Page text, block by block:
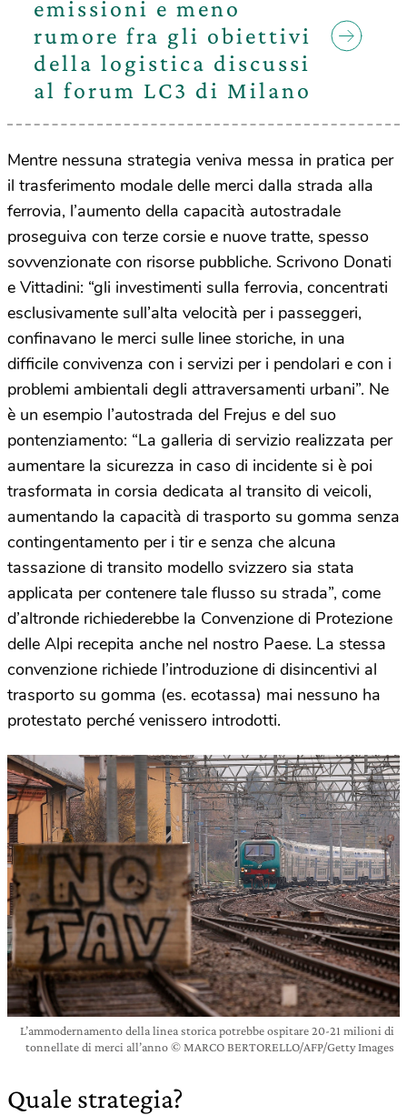
emissioni e meno
rumore fra gli obiettivi
della logistica discussi
al forum LC3 di Milano
Mentre nessuna strategia veniva messa in pratica per
il trasferimento modale delle merci dalla strada alla
ferrovia, l’aumento della capacità autostradale
proseguiva con terze corsie e nuove tratte, spesso
sovvenzionate con risorse pubbliche. Scrivono Donati
e Vittadini: “gli investimenti sulla ferrovia, concentrati
esclusivamente sull’alta velocità per i passeggeri,
confinavano le merci sulle linee storiche, in una
difficile convivenza con i servizi per i pendolari e con i
problemi ambientali degli attraversamenti urbani”. Ne
è un esempio l’autostrada del Frejus e del suo
pontenziamento: “La galleria di servizio realizzata per
aumentare la sicurezza in caso di incidente si è poi
trasformata in corsia dedicata al transito di veicoli,
aumentando la capacità di trasporto su gomma senza
contingentamento per i tir e senza che alcuna
tassazione di transito modello svizzero sia stata
applicata per contenere tale flusso su strada”, come
d’altronde richiederebbe la Convenzione di Protezione
delle Alpi recepita anche nel nostro Paese. La stessa
convenzione richiede l’introduzione di disincentivi al
trasporto su gomma (es. ecotassa) mai nessuno ha
protestato perché venissero introdotti.
L’ammodernamento della linea storica potrebbe ospitare 20-21 milioni di
tonnellate di merci all’anno © MARCO BERTORELLO/AFP/Getty Images
Quale strategia?